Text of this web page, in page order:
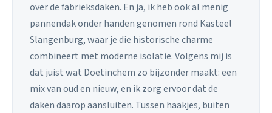
over de fabrieksdaken. En ja, ik heb ook al menig
pannendak onder handen genomen rond Kasteel
Slangenburg, waar je die historische charme
combineert met moderne isolatie. Volgens mij is
dat juist wat Doetinchem zo bijzonder maakt: een
mix van oud en nieuw, en ik zorg ervoor dat de
daken daarop aansluiten. Tussen haakjes, buiten